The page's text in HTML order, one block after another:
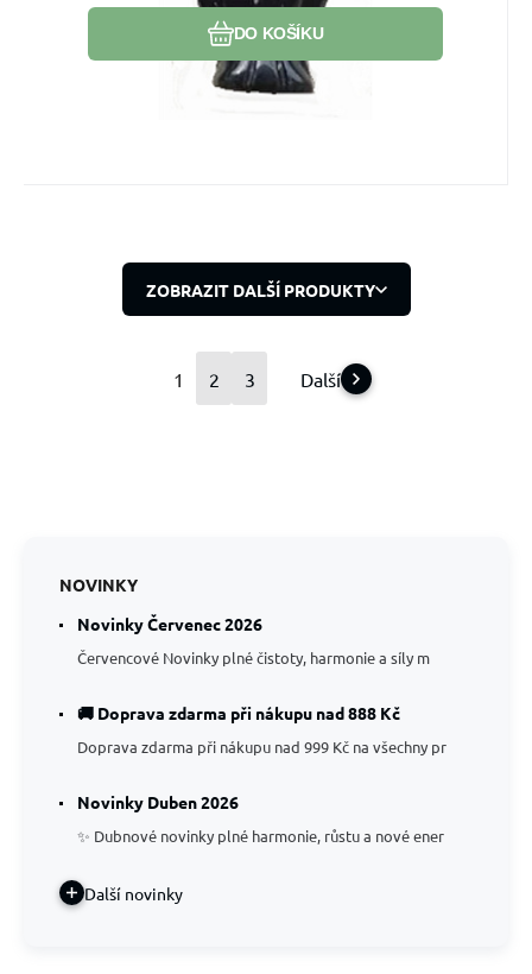
DO KOŠÍKU
ZOBRAZIT DALŠÍ PRODUKTY
1 2 3 Další
NOVINKY
Novinky Červenec 2026
Červencové Novinky plné čistoty, harmonie a síly m
🚚 Doprava zdarma při nákupu nad 888 Kč
Doprava zdarma při nákupu nad 999 Kč na všechny pr
Novinky Duben 2026
✨ Dubnové novinky plné harmonie, růstu a nové ener
Další novinky